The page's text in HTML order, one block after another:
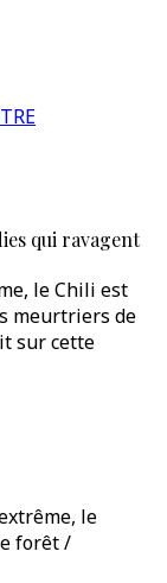
qui ravagent
le Chili est
meurtriers de
sur cette
le
forêt /